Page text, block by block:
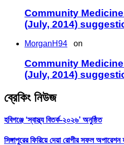
Community
(July, 2014)
MorganH94 on
Community
(July, 2014)
ব্রেকিং নিউজ
হবিগঞ্জে ‘স্বাস্থ্য বিতর্ক-২০২৬’ অনুষ্ঠিত
সিঙ্গাপুরের ফিরিয়ে দেয়া রোগীর সফল অপারেশন